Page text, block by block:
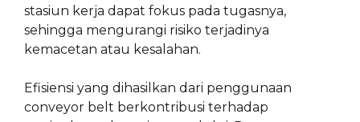
stasiun kerja dapat fokus pada tugasnya,
sehingga mengurangi risiko terjadinya
kemacetan atau kesalahan.
Efisiensi yang dihasilkan dari penggunaan
conveyor belt berkontribusi terhadap